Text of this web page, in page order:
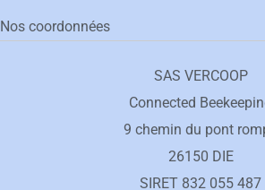
Nos coordonnées
SAS VERCOOP
Connected
9 chemin du pont
26150 DIE
SIRET 832 055 487